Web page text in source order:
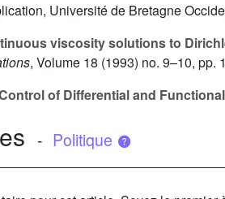
Université de Bretagne
viscosity solutions to
, Volume 18 (1993) no. 9–10, pp.
of Differential and
- Politique